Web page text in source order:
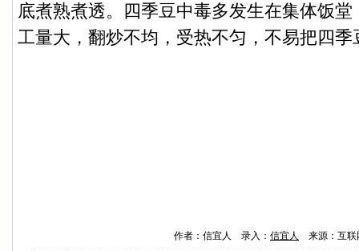
底煮熟煮透。四季豆中毒多发生在集体饭
工量大，翻炒不均，受热不匀，不易把四季
作者：信宜人 录入： 信宜人 来源：互